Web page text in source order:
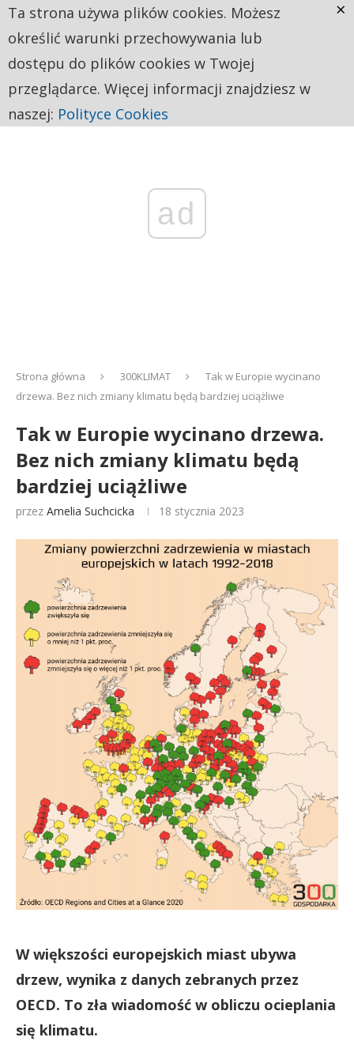
ad
Strona główna 300KLIMAT
Tak w Europie wycinano
drzewa. Bez nich zmiany klimatu będą bardziej uciążliwe
Tak w Europie wycinano drzewa.
Bez nich zmiany klimatu będą
bardziej uciążliwe
przez Amelia Suchcicka 18 stycznia 2023
W większości europejskich miast ubywa
drzew, wynika z danych zebranych przez
OECD. To zła wiadomość w obliczu ocieplania
się klimatu.
Ta strona używa plików cookies. Możesz
określić warunki przechowywania lub
dostępu do plików cookies w Twojej
przeglądarce. Więcej informacji znajdziesz w
naszej: Polityce Cookies
×